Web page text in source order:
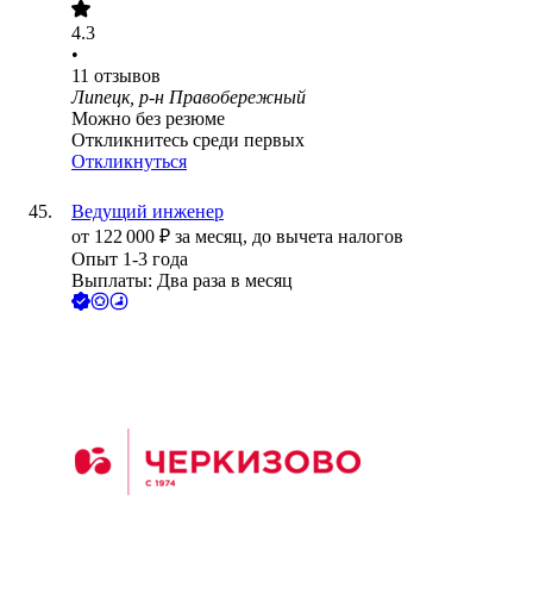
4.3
•
11 отзывов
Липецк, р-н Правобережный
Можно без резюме
Откликнитесь среди первых
Откликнуться
Ведущий инженер
от 122 000 ₽ за месяц, до вычета налогов
Опыт 1-3 года
Выплаты: Два раза в месяц